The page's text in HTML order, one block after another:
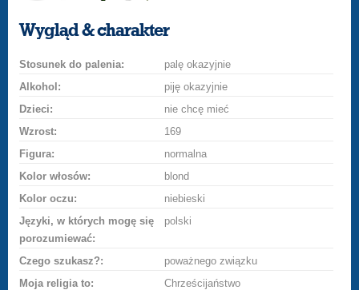
uśmiech
buziakasamochodem
szampana
drinka
różę
Wygląd & charakter
Stosunek do palenia:
palę okazyjnie
Alkohol:
piję okazyjnie
Dzieci:
nie chcę mieć
Wzrost:
169
Figura:
normalna
Kolor włosów:
blond
Kolor oczu:
niebieski
Języki, w których mogę się
porozumiewać:
polski
Czego szukasz?:
poważnego związku
Moja religia to:
Chrześcijaństwo